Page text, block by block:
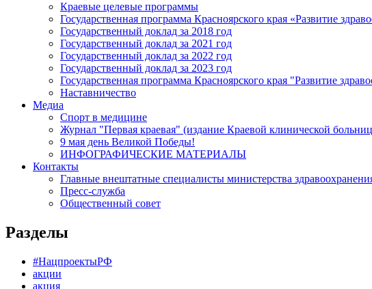
Краевые целевые программы
Государственная программа Красноярского края «Развитие
Государственный доклад за 2018 год
Государственный доклад за 2021 год
Государственный доклад за 2022 год
Государственный доклад за 2023 год
Государственная программа Красноярского края "Развитие
Наставничество
Медиа
Спорт в медицине
Журнал "Первая краевая" (издание Краевой клинической
9 мая день Великой Победы!
ИНФОГРАФИЧЕСКИЕ МАТЕРИАЛЫ
Контакты
Главные внештатные специалисты министерства
Пресс-служба
Общественный совет
Разделы
#НацпроектыРФ
акции
акция